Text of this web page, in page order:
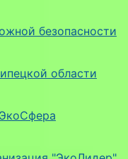
безопасности
области